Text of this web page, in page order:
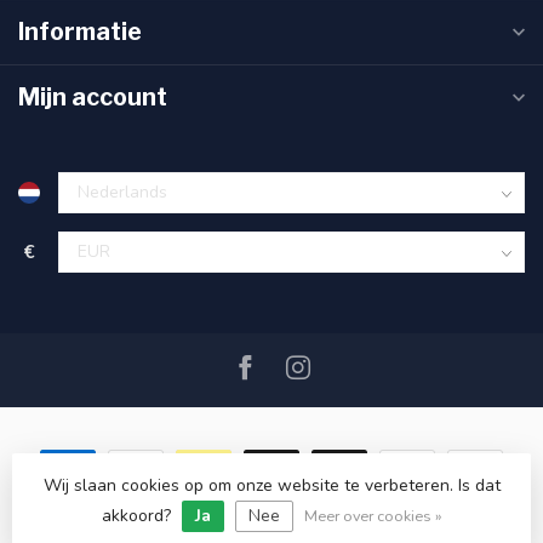
Informatie
Mijn account
€
© Copyright 2026 SAIL360 watersport and boat equipment
Wij slaan cookies op om onze website te verbeteren. Is dat
akkoord?
Ja Nee Meer over cookies »